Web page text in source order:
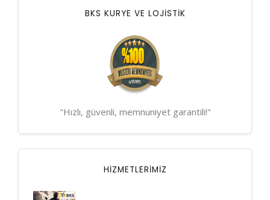
BKS KURYE VE LOJİSTİK
"Hızlı, güvenli, memnuniyet garantili!"
HIZMETLERIMIZ